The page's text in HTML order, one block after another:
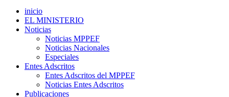
inicio
EL MINISTERIO
Noticias
Noticias MPPEF
Noticias Nacionales
Especiales
Entes Adscritos
Entes Adscritos del MPPEF
Noticias Entes Adscritos
Publicaciones